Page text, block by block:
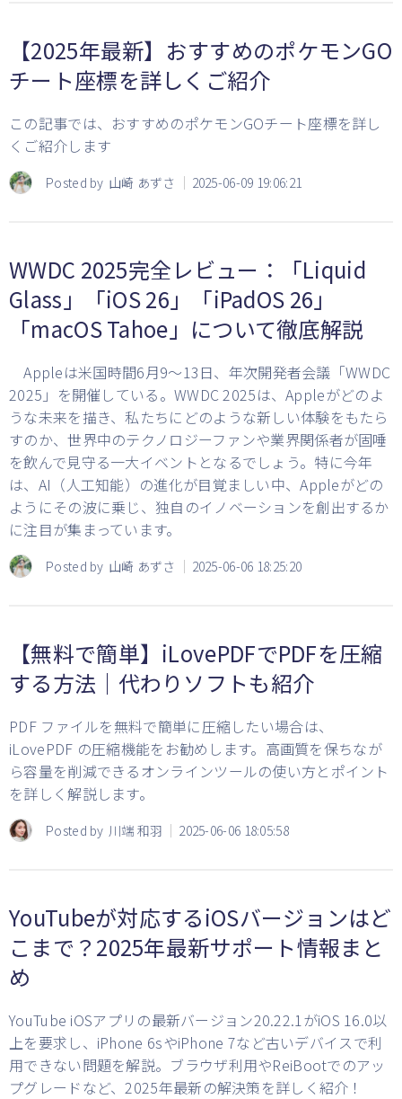
【2025年最新】おすすめのポケモンGO
チート座標を詳しくご紹介
この記事では、おすすめのポケモンGOチート座標を詳し
くご紹介します
Posted by 山崎 あずさ 2025-06-09 19:06:21
WWDC 2025完全レビュー：「Liquid
Glass」「iOS 26」「iPadOS 26」
「macOS Tahoe」について徹底解説
Appleは米国時間6月9～13日、年次開発者会議「WWDC
2025」を開催している。WWDC 2025は、Appleがどのよ
うな未来を描き、私たちにどのような新しい体験をもたら
すのか、世界中のテクノロジーファンや業界関係者が固唾
を飲んで見守る一大イベントとなるでしょう。特に今年
は、AI（人工知能）の進化が目覚ましい中、Appleがどの
ようにその波に乗じ、独自のイノベーションを創出するか
に注目が集まっています。
Posted by 山崎 あずさ 2025-06-06 18:25:20
【無料で簡単】iLovePDFでPDFを圧縮
する方法｜代わりソフトも紹介
PDF ファイルを無料で簡単に圧縮したい場合は、
iLovePDF の圧縮機能をお勧めします。高画質を保ちなが
ら容量を削減できるオンラインツールの使い方とポイント
を詳しく解説します。
Posted by 川端 和羽 2025-06-06 18:05:58
YouTubeが対応するiOSバージョンはど
こまで？2025年最新サポート情報まと
め
YouTube iOSアプリの最新バージョン20.22.1がiOS 16.0以
上を要求し、iPhone 6sやiPhone 7など古いデバイスで利
用できない問題を解説。ブラウザ利用やReiBootでのアッ
プグレードなど、2025年最新の解決策を詳しく紹介！